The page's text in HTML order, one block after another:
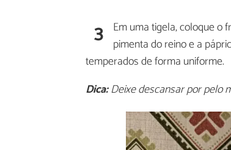
3 Em uma tigela, coloque o
pimenta do reino e a
temperados de forma uniforme.
Dica:Deixe descansar por pelo